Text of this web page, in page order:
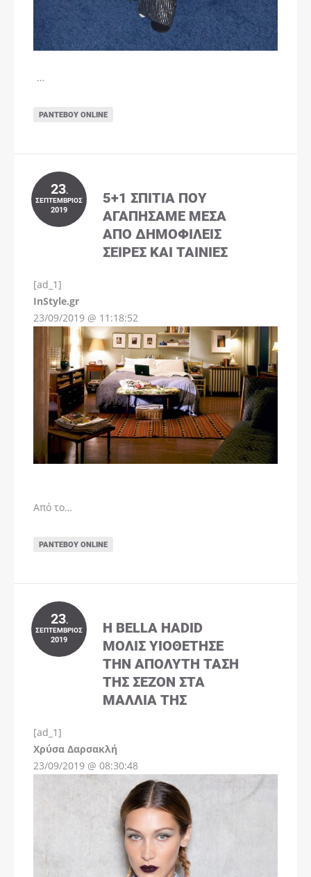
…
ΡΑΝΤΕΒΟΎ ONLINE
23.
ΣΕΠΤΈΜΒΡΙΟΣ
2019
5+1 ΣΠΊΤΙΑ ΠΟΥ
ΑΓΑΠΉΣΑΜΕ ΜΈΣΑ
ΑΠΌ ΔΗΜΟΦΙΛΕΊΣ
ΣΕΙΡΈΣ ΚΑΙ ΤΑΙΝΊΕΣ
[ad_1]
InStyle.gr
23/09/2019 @ 11:18:52
Από το…
ΡΑΝΤΕΒΟΎ ONLINE
23.
ΣΕΠΤΈΜΒΡΙΟΣ
2019
Η BELLA HADID
ΜΌΛΙΣ ΥΙΟΘΈΤΗΣΕ
ΤΗΝ ΑΠΌΛΥΤΗ ΤΆΣΗ
ΤΗΣ ΣΕΖΌΝ ΣΤΑ
ΜΑΛΛΙΆ ΤΗΣ
[ad_1]
Χρύσα Δαρσακλή
23/09/2019 @ 08:30:48